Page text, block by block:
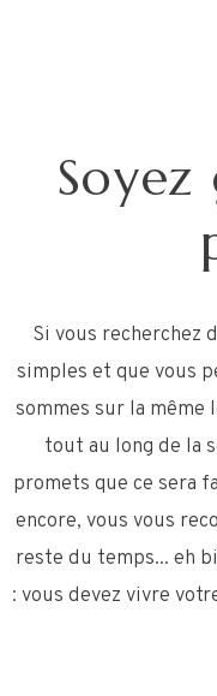
Soyez
Si vous recherchez
simples et que vous
sommes sur la même
tout au long de la
promets que ce sera
encore, vous vous
reste du temps... eh
: vous devez vivre